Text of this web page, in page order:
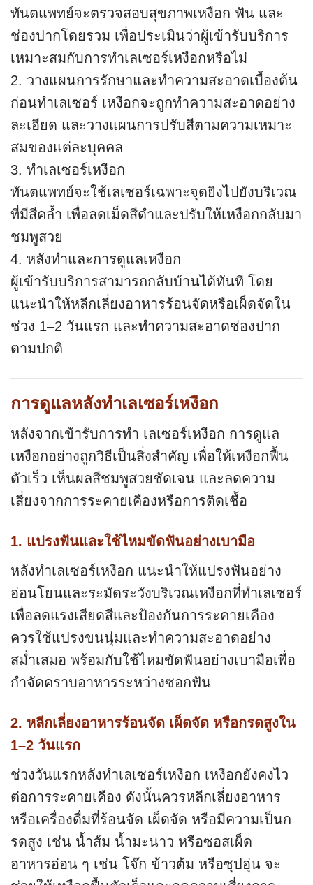
ทันตแพทย์จะตรวจสอบสุขภาพเหงือก ฟัน และ
ช่องปากโดยรวม เพื่อประเมินว่าผู้เข้ารับบริการ
เหมาะสมกับการทำเลเซอร์เหงือกหรือไม่
2. วางแผนการรักษาและทำความสะอาดเบื้องต้น
ก่อนทำเลเซอร์ เหงือกจะถูกทำความสะอาดอย่าง
ละเอียด และวางแผนการปรับสีตามความเหมาะ
สมของแต่ละบุคคล
3. ทำเลเซอร์เหงือก
ทันตแพทย์จะใช้เลเซอร์เฉพาะจุดยิงไปยังบริเวณ
ที่มีสีคล้ำ เพื่อลดเม็ดสีดำและปรับให้เหงือกกลับมา
ชมพูสวย
4. หลังทำและการดูแลเหงือก
ผู้เข้ารับบริการสามารถกลับบ้านได้ทันที โดย
แนะนำให้หลีกเลี่ยงอาหารร้อนจัดหรือเผ็ดจัดใน
ช่วง 1–2 วันแรก และทำความสะอาดช่องปาก
ตามปกติ
การดูแลหลังทำเลเซอร์เหงือก
หลังจากเข้ารับการทำ เลเซอร์เหงือก การดูแล
เหงือกอย่างถูกวิธีเป็นสิ่งสำคัญ เพื่อให้เหงือกฟื้น
ตัวเร็ว เห็นผลสีชมพูสวยชัดเจน และลดความ
เสี่ยงจากการระคายเคืองหรือการติดเชื้อ
1. แปรงฟันและใช้ไหมขัดฟันอย่างเบามือ
หลังทำเลเซอร์เหงือก แนะนำให้แปรงฟันอย่าง
อ่อนโยนและระมัดระวังบริเวณเหงือกที่ทำเลเซอร์
เพื่อลดแรงเสียดสีและป้องกันการระคายเคือง
ควรใช้แปรงขนนุ่มและทำความสะอาดอย่าง
สม่ำเสมอ พร้อมกับใช้ไหมขัดฟันอย่างเบามือเพื่อ
กำจัดคราบอาหารระหว่างซอกฟัน
2. หลีกเลี่ยงอาหารร้อนจัด เผ็ดจัด หรือกรดสูงใน
1–2 วันแรก
ช่วงวันแรกหลังทำเลเซอร์เหงือก เหงือกยังคงไว
ต่อการระคายเคือง ดังนั้นควรหลีกเลี่ยงอาหาร
หรือเครื่องดื่มที่ร้อนจัด เผ็ดจัด หรือมีความเป็นก
รดสูง เช่น น้ำส้ม น้ำมะนาว หรือซอสเผ็ด
อาหารอ่อน ๆ เช่น โจ๊ก ข้าวต้ม หรือซุปอุ่น จะ